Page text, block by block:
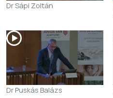
Dr Sápi Zoltán
Dr Puskás Balázs